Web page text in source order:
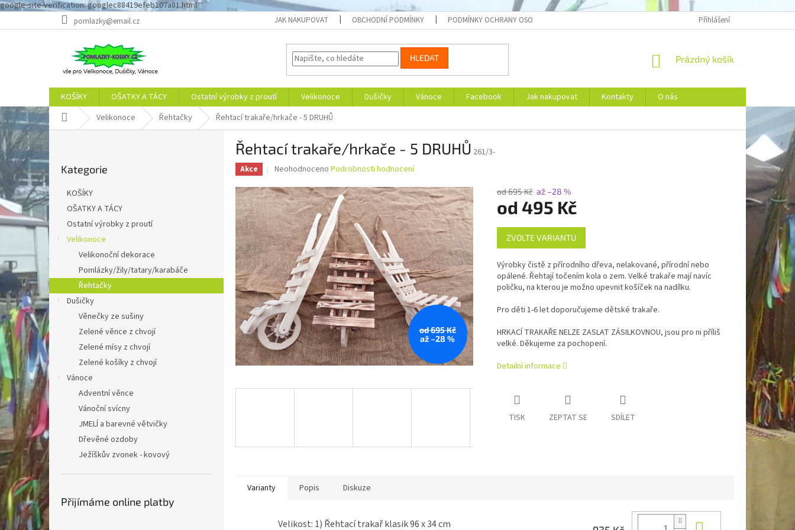
google-site-verification: googlec88419efeb107a81.html
na
pomlazky@email.cz JAK NAKUPOVAT OBCHODNÍ PODMÍNKY PODMÍNKY OCHRANY OSOBNÍCH ÚDAJŮ Přihlášení
HLEDAT
NÁKUPNÍ
Prázdný košík
KOŠÍKY OŠATKY A TÁCY Ostatní výrobky z proutí Velikonoce Dušičky Vánoce Facebook Jak nakupovat Kontakty
O nás
Domů Velikonoce Řehtačky Řehtací trakaře/hrkače - 5 DRUHŮ
o
s
t
r
a
n
í
n
e
l
kategorie
Kategorie
KOŠÍKY
OŠATKY A TÁCY
Ostatní výrobky z proutí
Velikonoce
Velikonoční dekorace
Pomlázky/žily/tatary/karabáče
Řehtačky
Dušičky
Věnečky ze sušiny
Zelené věnce z chvojí
Zelené mísy z chvojí
Zelené košíky z chvojí
Vánoce
Adventní věnce
Vánoční svícny
JMELÍ a barevné větvičky
Dřevěné ozdoby
Ježíškův zvonek - kovový
Přijímáme online platby
Řehtací trakaře/hrkače - 5 DRUHŮ 261/3-
Akce
Průměrné
produktu
je
0,0
z
5
hvězdiček.
Neohodnoceno Podrobnosti hodnocení
od 695 Kč
až –28 %
od 695 Kč až –28 %
od 495 Kč
Měrná
cena:
ZVOLTE VARIANTU
Výrobky čistě z přírodního dřeva, nelakované, přírodní nebo
opálené. Řehtají točením kola o zem. Velké trakaře mají navíc
poličku, na kterou je možno upevnit košíček na nadílku.
Pro děti 1-6 let doporučujeme dětské trakaře.
HRKACÍ TRAKAŘE NELZE ZASLAT ZÁSILKOVNOU, jsou pro ni příliš
velké. Děkujeme za pochopení.
Detailní informace
TISK ZEPTAT SE SDÍLET
Varianty Popis Diskuze
Velikost: 1) Řehtací trakař klasik 96 x 34 cm